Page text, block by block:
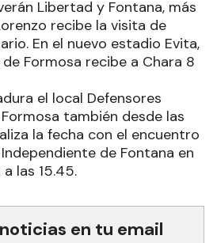
Libertad y Fontana, más
recibe la visita de
En el nuevo estadio Evita,
Formosa recibe a Chara 8
el local Defensores
también desde las
la fecha con el encuentro
de Fontana en
las 15.45.
en tu email